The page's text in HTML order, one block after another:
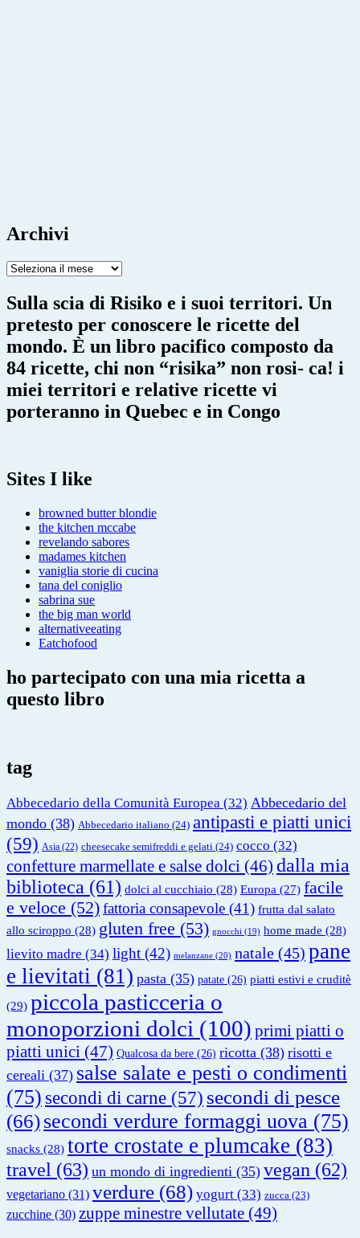
Archivi
Archivi
Sulla scia di Risiko e i suoi territori. Un
pretesto per conoscere le ricette del
mondo. È un libro pacifico composto da
84 ricette, chi non “risika” non rosi- ca! i
miei territori e relative ricette vi
porteranno in Quebec e in Congo
Sites I like
browned butter blondie
the kitchen mccabe
revelando sabores
madames kitchen
vaniglia storie di cucina
tana del coniglio
sabrina sue
the big man world
alternativeeating
Eatchofood
ho partecipato con una mia ricetta a
questo libro
tag
Abbecedario della Comunità Europea (32) Abbecedario del
mondo (38) Abbecedario italiano (24) antipasti e piatti unici
(59) Asia (22) cheesecake semifreddi e gelati (24) cocco (32)
confetture marmellate e salse dolci (46) dalla mia
biblioteca (61) dolci al cucchiaio (28) Europa (27) facile
e veloce (52)fattoria consapevole (41) frutta dal salato
allo sciroppo (28) gluten free (53) gnocchi (19) home made (28)
lievito madre (34) light (42) melanzane (20) natale (45) pane
e lievitati (81) pasta (35) patate (26) piatti estivi e cruditè
(29) piccola pasticceria o
monoporzioni dolci (100) primi piatti o
piatti unici (47) Qualcosa da bere (26) ricotta (38) risotti e
cereali (37) salse salate e pesti o condimenti
(75) secondi di carne (57) secondi di pesce
(66)secondi verdure formaggi uova (75)
snacks (28) torte crostate e plumcake (83)
travel (63) un mondo di ingredienti (35) vegan (62)
vegetariano (31) verdure (68) yogurt (33) zucca (23)
zucchine (30) zuppe minestre vellutate (49)